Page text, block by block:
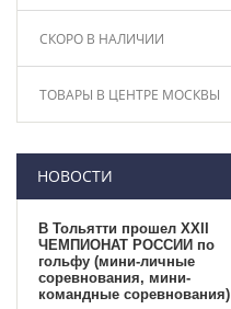
СКОРО В НАЛИЧИИ
ТОВАРЫ В ЦЕНТРЕ МОСКВЫ
НОВОСТИ
В Тольятти прошел XXII
ЧЕМПИОНАТ РОССИИ по
гольфу (мини-личные
соревнования, мини-
командные соревнования)